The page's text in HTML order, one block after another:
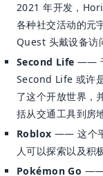
2021 年开发，
各种社交活动的元
Quest 头戴设备访
Second Life ——
Second Life 或许
了这个开放世界，
括从交通工具到房
Roblox —— 这个
人可以探索以及积
Pokémon Go ——